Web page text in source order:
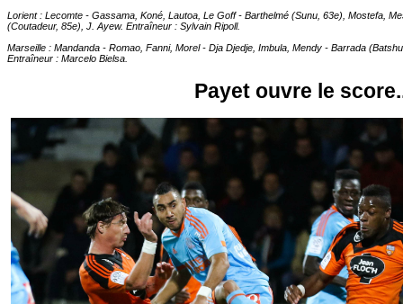
Lorient : Lecomte - Gassama, Koné, Lautoa, Le Goff - Barthelmé (Sunu, 63e), Mostefa,
(Coutadeur, 85e), J. Ayew. Entraîneur : Sylvain Ripoll.
Marseille : Mandanda - Romao, Fanni, Morel - Dja Djedje, Imbula, Mendy - Barrada
Entraîneur : Marcelo Bielsa.
Payet ouvre le